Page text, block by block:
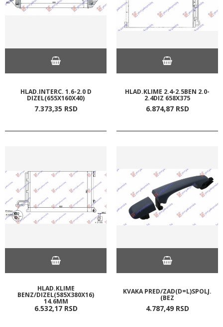
HLAD.INTERC. 1.6-2.0 D
DIZEL(655X160X40)
7.373,35 RSD
HLAD.KLIME 2.4-2.5BEN 2.0-
2.4DIZ 658X375
6.874,87 RSD
HLAD.KLIME
BENZ/DIZEL(585X380X16)
14.6MM
6.532,17 RSD
KVAKA PRED/ZAD(D=L)SPOLJ.
(BEZ
4.787,49 RSD